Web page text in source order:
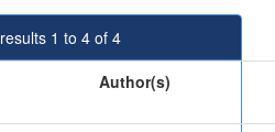
1 to 4 of 4
Author(s)